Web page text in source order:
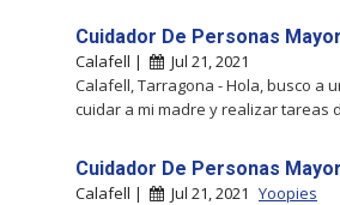
Cuidador De Personas
Calafell |
Jul 21, 2021
Calafell, Tarragona - Hola, busco a
cuidar a mi madre y realizar tareas
Cuidador De Personas
Calafell | Jul 21, 2021 Yoopies